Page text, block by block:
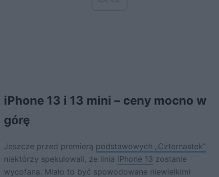
iPhone 13 i 13 mini – ceny mocno w
górę
Jeszcze przed premierą podstawowych „Czternastek”
niektórzy spekulowali, że linia iPhone 13 zostanie
wycofana. Miało to być spowodowane niewielkimi